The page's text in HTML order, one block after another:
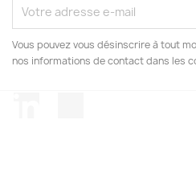
Vous pouvez vous désinscrire à tout
nos informations de contact dans les